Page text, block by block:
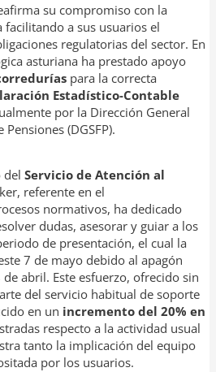
su compromiso con la
a sus usuarios el
regulatorias del sector. En
asturiana ha prestado apoyo
para la correcta
Estadístico-Contable
por la Dirección General
(DGSFP).
del Servicio de Atención al
referente en el
normativos, ha dedicado
dudas, asesorar y guiar a los
de presentación, el cual la
7 de mayo debido al apagón
abril. Este esfuerzo, ofrecido sin
del servicio habitual de soporte
en un incremento del 20% en
respecto a la actividad usual
tanto la implicación del equipo
por los usuarios.